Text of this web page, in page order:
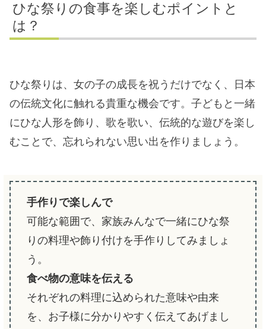
ひな祭りの食事を楽しむポイントと
は？
ひな祭りは、女の子の成長を祝うだけでなく、日本
の伝統文化に触れる貴重な機会です。子どもと一緒
にひな人形を飾り、歌を歌い、伝統的な遊びを楽し
むことで、忘れられない思い出を作りましょう。
手作りで楽しんで
可能な範囲で、家族みんなで一緒にひな祭
りの料理や飾り付けを手作りしてみましょ
う。
食べ物の意味を伝える
それぞれの料理に込められた意味や由来
を、お子様に分かりやすく伝えてあげまし